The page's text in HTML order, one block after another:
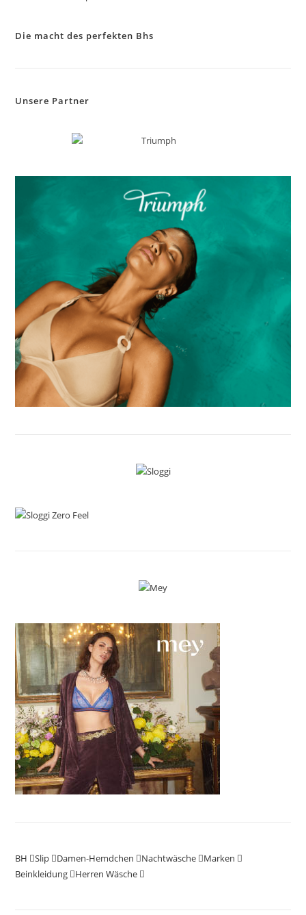
Die macht des perfekten Bhs
Unsere Partner
BH Slip Damen-Hemdchen Nachtwäsche
Marken
Beinkleidung
Herren Wäsche